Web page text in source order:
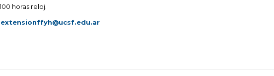
horas reloj.
extensionffyh@ucsf.edu.ar